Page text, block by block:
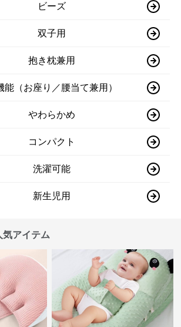
ビーズ
双子用
抱き枕兼用
能（お座り／腰当て兼用）
やわらかめ
コンパクト
洗濯可能
新生児用
気アイテム